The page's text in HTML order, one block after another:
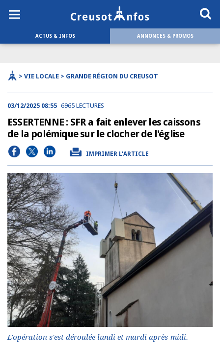
ACTUS & INFOS ANNONCES & PROMOS
> VIE LOCALE > GRANDE RÉGION DU CREUSOT
03/12/2025 08:55 6965 LECTURES
ESSERTENNE : SFR a fait enlever les caissons
de la polémique sur le clocher de l'église
IMPRIMER L'ARTICLE
L'opération s'est déroulée lundi et mardi après-midi.